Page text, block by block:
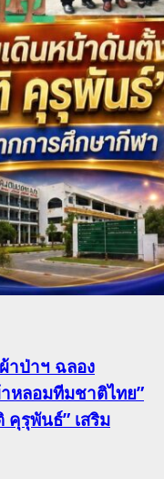
าป่าฯ ฉลอง
หลอมทีมชาติไทย”
รุพันธ์” เสริม